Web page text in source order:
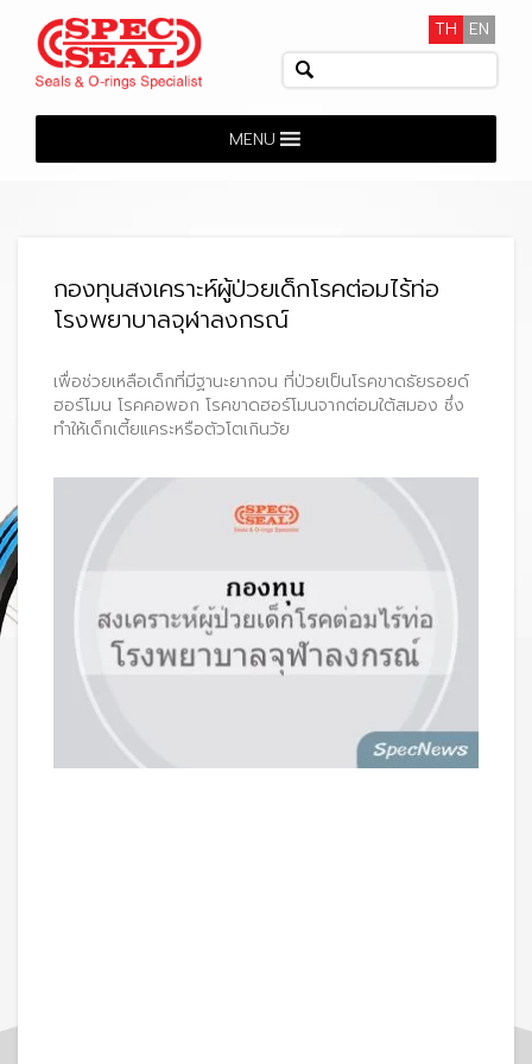
MENU
TH EN
กองทุนสงเคราะห์ผู้ป่วยเด็กโรคต่อมไร้ท่อ
โรงพยาบาลจุฬาลงกรณ์
เพื่อช่วยเหลือเด็กที่มีฐานะยากจน ที่ป่วยเป็นโรคขาดธัยรอยด์
ฮอร์โมน โรคคอพอก โรคขาดฮอร์โมนจากต่อมใต้สมอง ซึ่ง
ทำให้เด็กเตี้ยแคระหรือตัวโตเกินวัย